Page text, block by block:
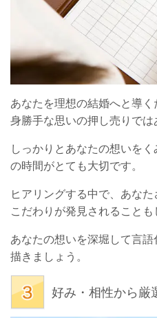
あなたを理想の結婚へと導
身勝手な思いの押し売りでは
しっかりとあなたの想いを
の時間がとても大切です。
ヒアリングする中で、あな
こだわりが発見されることも
あなたの想いを深堀して言
描きましょう。
好み・相性から厳